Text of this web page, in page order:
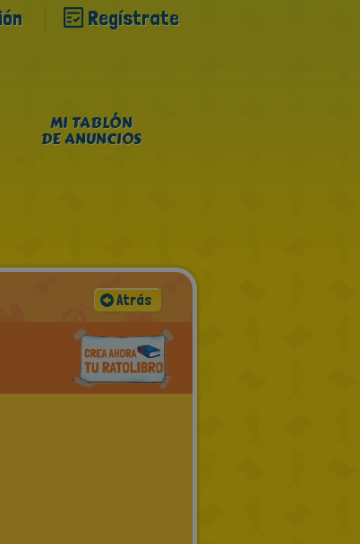
Regístrate
MI TABLÓN
DE ANUNCIOS
Atrás